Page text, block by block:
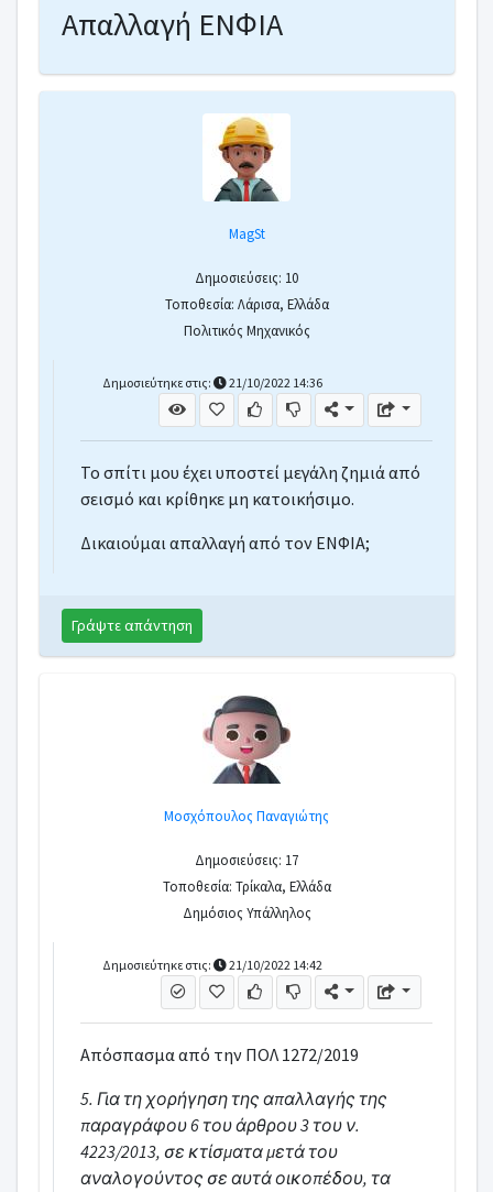
Απαλλαγή ΕΝΦΙΑ
MagSt
Δημοσιεύσεις: 10
Τοποθεσία: Λάρισα, Ελλάδα
Πολιτικός Μηχανικός
Δημοσιεύτηκε στις: 21/10/2022 14:36
Το σπίτι μου έχει υποστεί μεγάλη ζημιά από
σεισμό και κρίθηκε μη κατοικήσιμο.
Δικαιούμαι απαλλαγή από τον ΕΝΦΙΑ;
Γράψτε απάντηση
Μοσχόπουλος Παναγιώτης
Δημοσιεύσεις: 17
Τοποθεσία: Τρίκαλα, Ελλάδα
Δημόσιος Υπάλληλος
Δημοσιεύτηκε στις: 21/10/2022 14:42
Απόσπασμα από την ΠΟΛ 1272/2019
5. Για τη χορήγηση της απαλλαγής της
παραγράφου 6 του άρθρου 3 του ν.
4223/2013, σε κτίσματα μετά του
αναλογούντος σε αυτά οικοπέδου, τα